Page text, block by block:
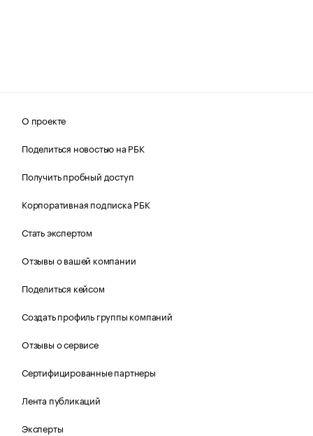
О проекте
Поделиться новостью на РБК
Получить пробный доступ
Корпоративная подписка РБК
Стать экспертом
Отзывы о вашей компании
Поделиться кейсом
Создать профиль группы компаний
Отзывы о сервисе
Сертифицированные партнеры
Лента публикаций
Эксперты